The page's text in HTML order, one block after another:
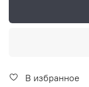
В избранное